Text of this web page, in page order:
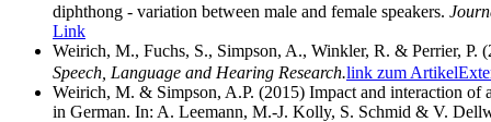
diphthong - variation between male and female speakers.
Link
Weirich, M., Fuchs, S., Simpson, A., Winkler, R. & Perrier,
Speech, Language and Hearing Research.link zum Artikel
Weirich, M. & Simpson, A.P. (2015) Impact and interaction of
in German. In: A. Leemann, M.-J. Kolly, S. Schmid & V.